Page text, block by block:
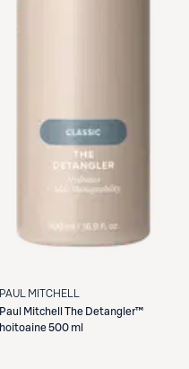
PAUL MITCHELL
Paul Mitchell
The Detangler™
hoitoaine 500 ml